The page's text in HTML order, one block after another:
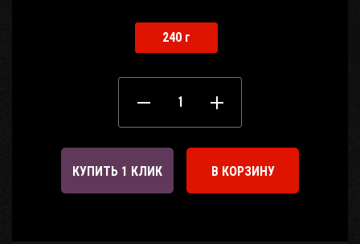
240 г
КУПИТЬ 1 КЛИК В КОРЗИНУ